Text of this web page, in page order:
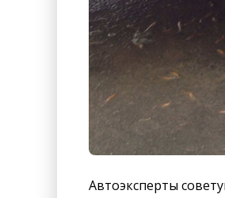
Автоэксперты